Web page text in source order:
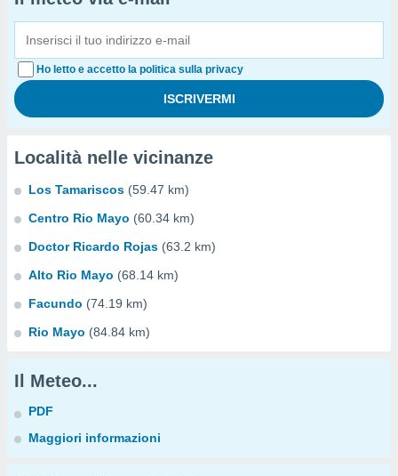
Ho letto e accetto la politica sulla privacy
Località nelle vicinanze
Los Tamariscos (59.47 km)
Centro Rio Mayo (60.34 km)
Doctor Ricardo Rojas (63.2 km)
Alto Rio Mayo (68.14 km)
Facundo (74.19 km)
Rio Mayo (84.84 km)
Il Meteo...
PDF
Maggiori informazioni